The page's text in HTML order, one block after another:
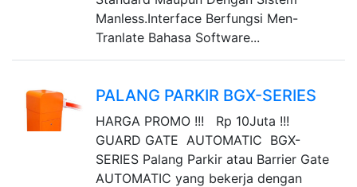
Manless.Interface Berfungsi Men-
Tranlate Bahasa Software...
PALANG PARKIR BGX-SERIES
HARGA PROMO !!! Rp 10Juta !!!
GUARD GATE AUTOMATIC BGX-
SERIES Palang Parkir atau Barrier Gate
AUTOMATIC yang bekerja dengan